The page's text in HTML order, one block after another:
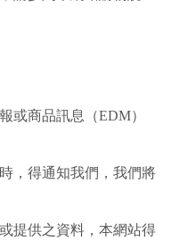
或商品訊息（EDM）
，得通知我們，我們將
提供之資料，本網站得